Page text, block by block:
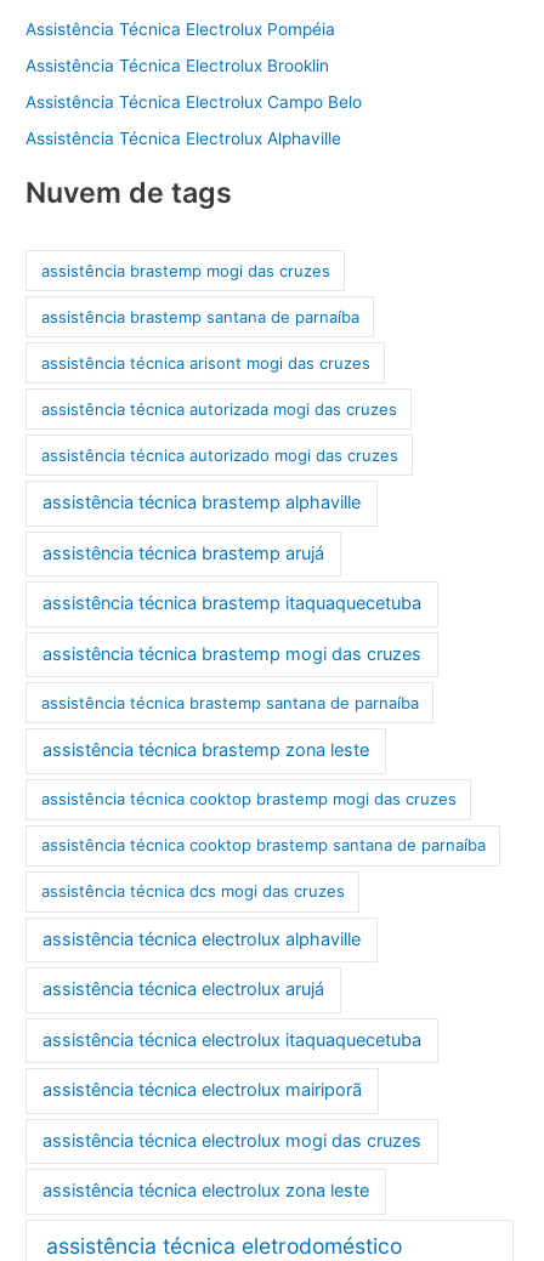
Assistência Técnica Electrolux Pompéia
Assistência Técnica Electrolux Brooklin
Assistência Técnica Electrolux Campo Belo
Assistência Técnica Electrolux Alphaville
Nuvem de tags
assistência brastemp mogi das cruzes
assistência brastemp santana de parnaíba
assistência técnica arisont mogi das cruzes
assistência técnica autorizada mogi das cruzes
assistência técnica autorizado mogi das cruzes
assistência técnica brastemp alphaville
assistência técnica brastemp arujá
assistência técnica brastemp itaquaquecetuba
assistência técnica brastemp mogi das cruzes
assistência técnica brastemp santana de parnaíba
assistência técnica brastemp zona leste
assistência técnica cooktop brastemp mogi das cruzes
assistência técnica cooktop brastemp santana de parnaíba
assistência técnica dcs mogi das cruzes
assistência técnica electrolux alphaville
assistência técnica electrolux arujá
assistência técnica electrolux itaquaquecetuba
assistência técnica electrolux mairiporã
assistência técnica electrolux mogi das cruzes
assistência técnica electrolux zona leste
assistência técnica eletrodoméstico